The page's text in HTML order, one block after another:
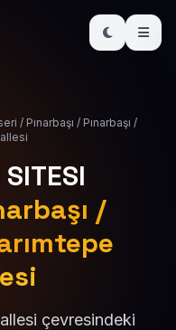
/ Pınarbaşı / Pınarbaşı /
/
çevresindeki